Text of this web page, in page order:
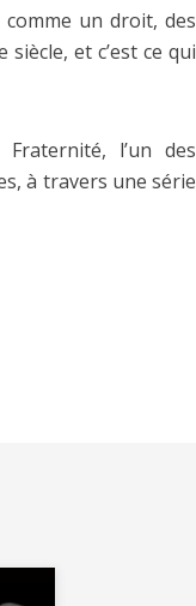
un droit, des
et c’est ce qui
l’un des
à travers une série